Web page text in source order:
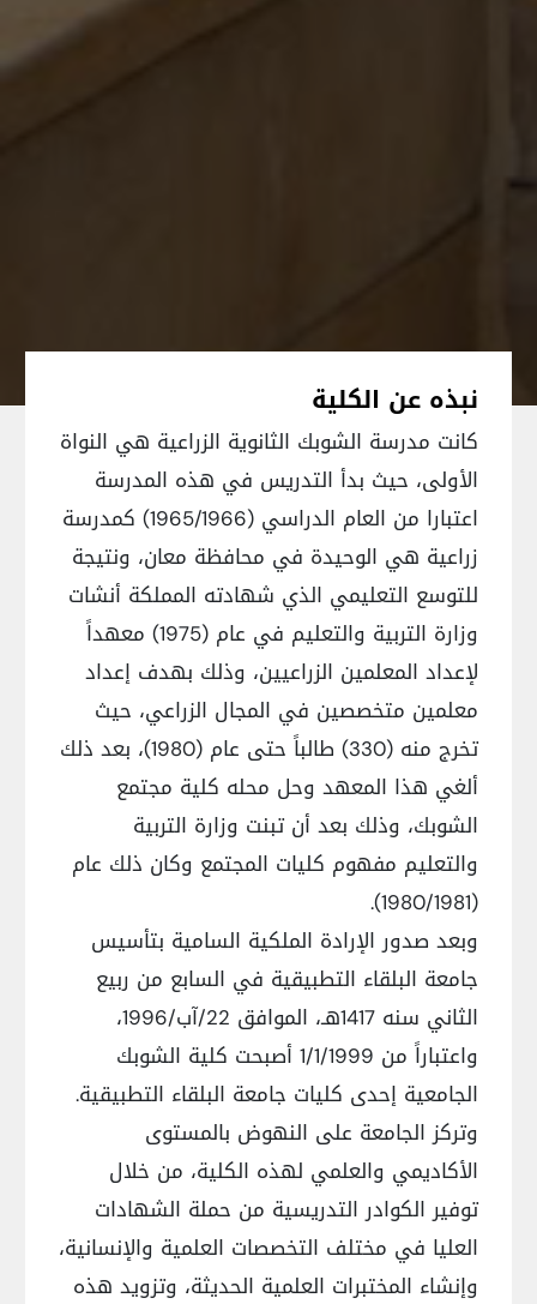
نبذه عن الكلية
كانت مدرسة الشوبك الثانوية الزراعية هي النواة
الأولى، حيث بدأ التدريس في هذه المدرسة
اعتبارا من العام الدراسي (1965/1966) كمدرسة
زراعية هي الوحيدة في محافظة معان، ونتيجة
للتوسع التعليمي الذي شهادته المملكة أنشات
وزارة التربية والتعليم في عام (1975) معهداً
لإعداد المعلمين الزراعيين، وذلك بهدف إعداد
معلمين متخصصين في المجال الزراعي، حيث
تخرج منه (330) طالباً حتى عام (1980)، بعد ذلك
ألغي هذا المعهد وحل محله كلية مجتمع
الشوبك، وذلك بعد أن تبنت وزارة التربية
والتعليم مفهوم كليات المجتمع وكان ذلك عام
(1980/1981).
وبعد صدور الإرادة الملكية السامية بتأسيس
جامعة البلقاء التطبيقية في السابع من ربيع
الثاني سنه 1417هـ، الموافق 22/آب/1996،
واعتباراً من 1/1/1999 أصبحت كلية الشوبك
الجامعية إحدى كليات جامعة البلقاء التطبيقية.
وتركز الجامعة على النهوض بالمستوى
الأكاديمي والعلمي لهذه الكلية، من خلال
توفير الكوادر التدريسية من حملة الشهادات
العليا في مختلف التخصصات العلمية والإنسانية،
وإنشاء المختبرات العلمية الحديثة، وتزويد هذه